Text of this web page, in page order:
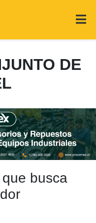
DE
busca